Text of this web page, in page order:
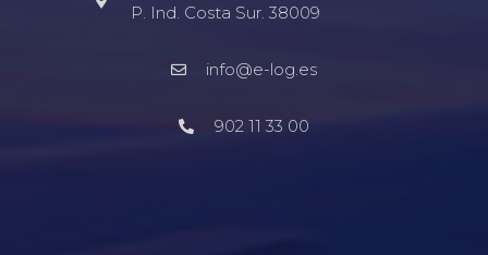
P. Ind. Costa Sur. 38009
info@e-log.es
902 11 33 00